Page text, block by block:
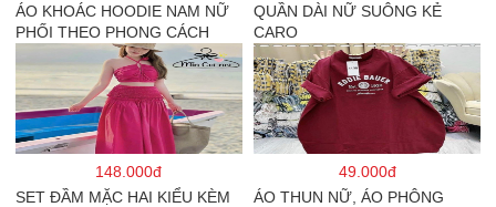
ÁO KHOÁC HOODIE NAM NỮ
PHỐI THEO PHONG CÁCH
HÀN QUỐC FORM RỘNG HÌNH
THÊU SIÊU ĐẸP CỰC CHẤT
LƯỢNG HÀNG HOT TREND
QUẦN DÀI NỮ SUÔNG KẺ
CARO
148.000đ
SET ĐẦM MẶC HAI KIỂU KÈM
49.000đ
ÁO THUN NỮ, ÁO PHÔNG